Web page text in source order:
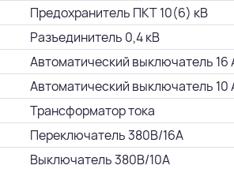
Предохранитель ПКТ 10(6) кВ
Разъединитель 0,4 кВ
Автоматический выключатель 16
Автоматический выключатель 10
Трансформатор тока
Переключатель 380В/16А
Выключатель 380В/10А